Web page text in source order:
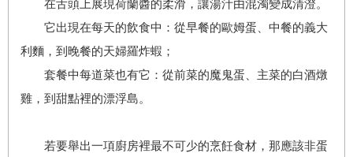
在舌頭上展現荷蘭醬的柔滑，讓湯汁由混濁變成清澄。
它出現在每天的飲食中：從早餐的歐姆蛋、中餐的義大
利麵，到晚餐的天婦羅炸蝦；
套餐中每道菜也有它：從前菜的魔鬼蛋、主菜的白酒燉
雞，到甜點裡的漂浮島。
若要舉出一項廚房裡最不可少的烹飪食材，那應該非蛋